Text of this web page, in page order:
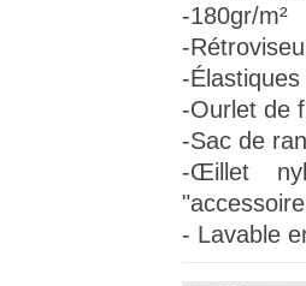
-180gr/m²
-
-
-Ourlet de
-Sac de
-Œillet
- Lavable